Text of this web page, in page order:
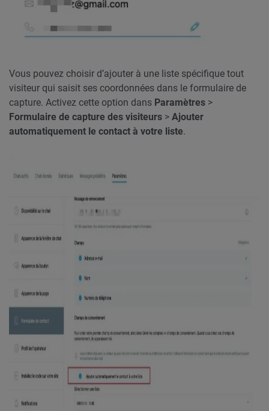
Vous pouvez choisir d’ajouter à une liste spécifique tout
visiteur qui saisit ses coordonnées dans le formulaire de
capture. Activez cette option dans Paramètres >
Formulaire de capture des visiteurs > Ajouter
automatiquement le contact à votre liste.